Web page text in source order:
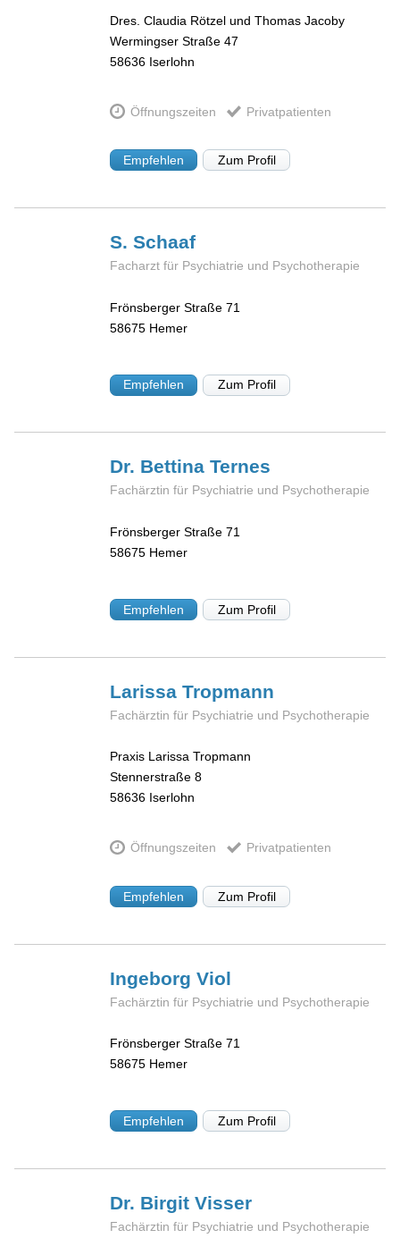
Dres. Claudia Rötzel und Thomas Jacoby
Wermingser Straße 47
58636 Iserlohn
Öffnungszeiten Privatpatienten
Empfehlen Zum Profil
S.Schaaf
Facharzt für Psychiatrie und Psychotherapie
Frönsberger Straße 71
58675 Hemer
Empfehlen Zum Profil
Dr. BettinaTernes
Fachärztin für Psychiatrie und Psychotherapie
Frönsberger Straße 71
58675 Hemer
Empfehlen Zum Profil
LarissaTropmann
Fachärztin für Psychiatrie und Psychotherapie
Praxis Larissa Tropmann
Stennerstraße 8
58636 Iserlohn
Öffnungszeiten Privatpatienten
Empfehlen Zum Profil
IngeborgViol
Fachärztin für Psychiatrie und Psychotherapie
Frönsberger Straße 71
58675 Hemer
Empfehlen Zum Profil
Dr. BirgitVisser
Fachärztin für Psychiatrie und Psychotherapie